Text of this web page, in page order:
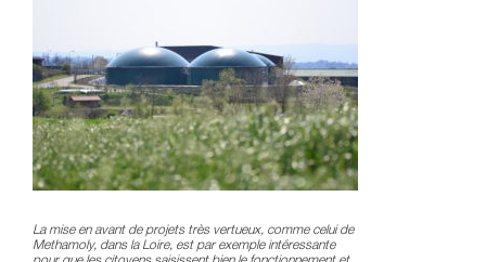
La mise en avant de projets très vertueux, comme celui de
Methamoly, dans la Loire, est par exemple intéressante